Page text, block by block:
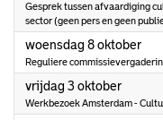
Gesprek tussen afvaardiging
sector (geen pers en geen
woensdag 8 oktober2025
Reguliere
vrijdag 3 oktober2025
Werkbezoek Amsterdam -